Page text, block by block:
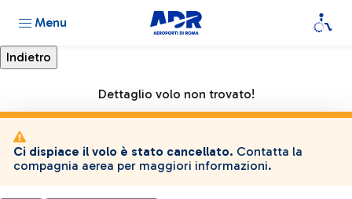
Menu
Dettaglio volo non trovato!
Ci dispiace il volo è stato cancellato. Contatta la
compagnia aerea per maggiori informazioni.